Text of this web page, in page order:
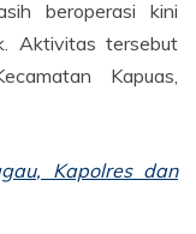
beroperasi kini
Aktivitas tersebut
Kapuas,
Kapolres dan